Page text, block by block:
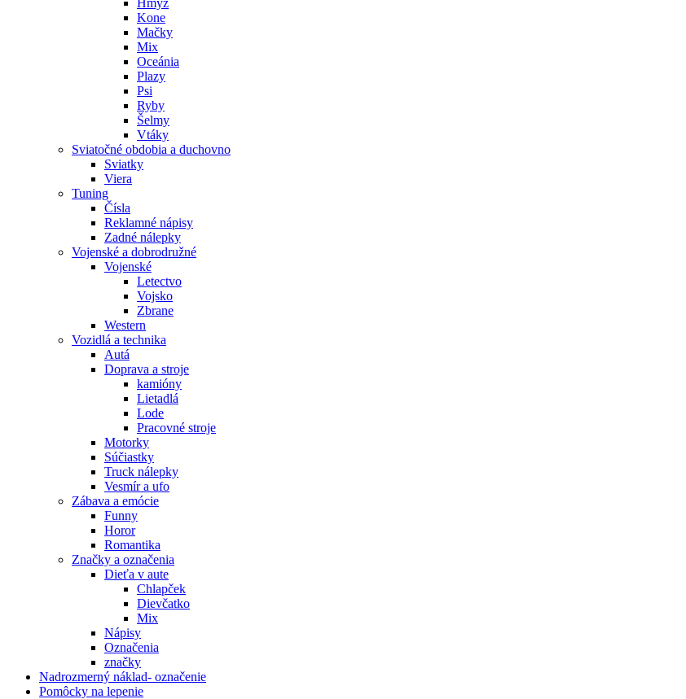
Hmyz
Kone
Mačky
Mix
Oceánia
Plazy
Psi
Ryby
Šelmy
Vtáky
Sviatočné obdobia a duchovno
Sviatky
Viera
Tuning
Čísla
Reklamné nápisy
Zadné nálepky
Vojenské a dobrodružné
Vojenské
Letectvo
Vojsko
Zbrane
Western
Vozidlá a technika
Autá
Doprava a stroje
kamióny
Lietadlá
Lode
Pracovné stroje
Motorky
Súčiastky
Truck nálepky
Vesmír a ufo
Zábava a emócie
Funny
Horor
Romantika
Značky a označenia
Dieťa v aute
Chlapček
Dievčatko
Mix
Nápisy
Označenia
značky
Nadrozmerný náklad- označenie
Pomôcky na lepenie